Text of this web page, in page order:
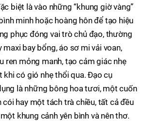
biệt là vào những “khung giờ vàng”
minh hoặc hoàng hôn để tạo hiệu
phục đóng vai trò chủ đạo, thường
maxi bay bổng, áo sơ mi vải voan,
ren mỏng manh, tạo cảm giác nhẹ
khi có gió nhẹ thổi qua. Đạo cụ
là những bông hoa tươi, một cuốn
cói hay một tách trà chiều, tất cả đều
khung cảnh yên bình và nên thơ.